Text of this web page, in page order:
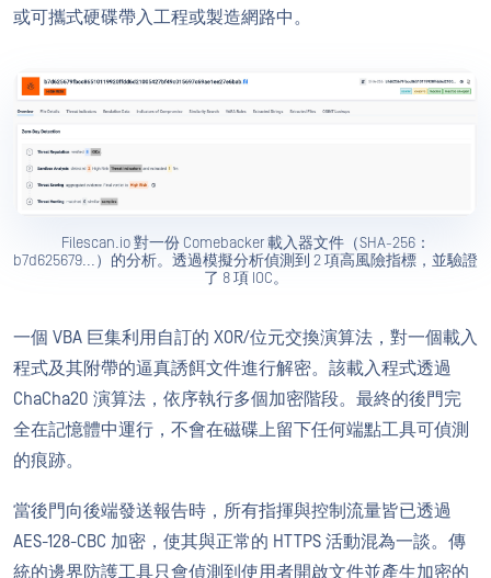
或可攜式硬碟帶入工程或製造網路中。
Filescan.io 對一份 Comebacker 載入器文件（SHA-256：
b7d625679...）的分析。透過模擬分析偵測到 2 項高風險指標，並驗證
了 8 項 IOC。
一個 VBA 巨集利用自訂的 XOR/位元交換演算法，對一個載入
程式及其附帶的逼真誘餌文件進行解密。該載入程式透過
ChaCha20 演算法，依序執行多個加密階段。最終的後門完
全在記憶體中運行，不會在磁碟上留下任何端點工具可偵測
的痕跡。
當後門向後端發送報告時，所有指揮與控制流量皆已透過
AES-128-CBC 加密，使其與正常的 HTTPS 活動混為一談。傳
統的邊界防護工具只會偵測到使用者開啟文件並產生加密的